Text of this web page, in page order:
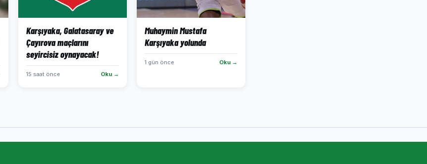
Karşıyaka, Galatasaray ve
Çayırova maçlarını
seyircisiz oynayacak!
15 saat önce Oku →
Muhaymin Mustafa
Karşıyaka yolunda
1 gün önce Oku →